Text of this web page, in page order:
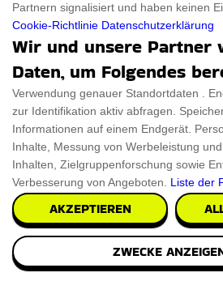
Partnern signalisiert und haben keinen
Cookie-Richtlinie Datenschutzerklärung
Wir und unsere Partner
Daten, um Folgendes
Verwendung genauer Standortdaten .
zur Identifikation aktiv abfragen.
Informationen auf einem Endgerät.
Inhalte, Messung von Werbeleistung
Inhalten, Zielgruppenforschung sowie
Verbesserung von Angeboten. Liste der
AKZEPTIEREN
ZWECKE